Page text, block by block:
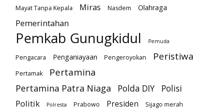
Mayat Tanpa Kepala
Miras Nasdem Olahraga
Pemerintahan
Pemkab Gunugkidul Pemuda
Pengacara Penganiayaan Pengeroyokan Peristiwa
Pertamak Pertamina
Pertamina Patra Niaga Polda DIY
Polisi
Politik
Polresta Prabowo Presiden Sijago merah